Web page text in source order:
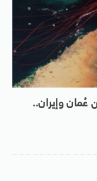
عُمان وإيران..